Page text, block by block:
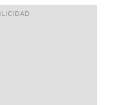
- $1.800/MES